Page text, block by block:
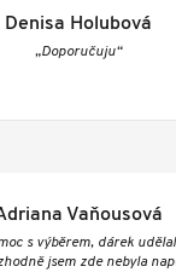
Denisa Holubová
„Doporučuju“
Vaňousová
s výběrem, dárek
jsem zde nebyla